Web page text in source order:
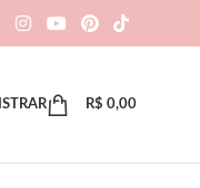
R$ 0,00